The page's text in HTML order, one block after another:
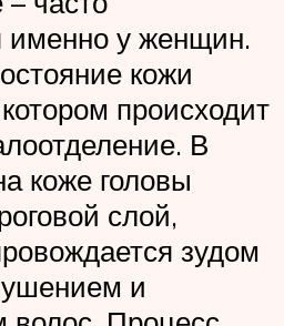
именно у женщин.
кожи
происходит
В
коже головы
слой,
зудом
и